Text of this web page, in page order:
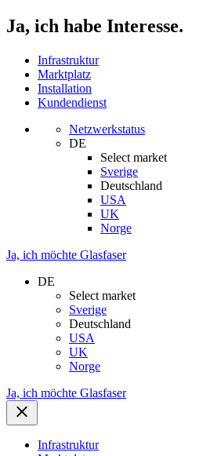
Ja, ich habe Interesse.
Infrastruktur
Marktplatz
Installation
Kundendienst
Netzwerkstatus
DE
Select market
Sverige
Deutschland
USA
UK
Norge
Ja, ich möchte Glasfaser
DE
Select market
Sverige
Deutschland
USA
UK
Norge
Ja, ich möchte Glasfaser
Infrastruktur